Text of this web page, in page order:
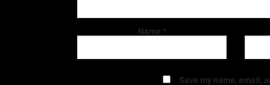
Name *
Save my name, email,